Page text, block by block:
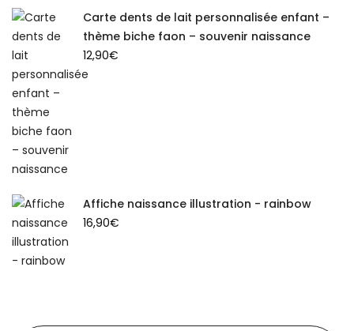
Carte dents de lait personnalisée enfant –
thème biche faon – souvenir naissance
12,90€
Affiche naissance illustration - rainbow
16,90€